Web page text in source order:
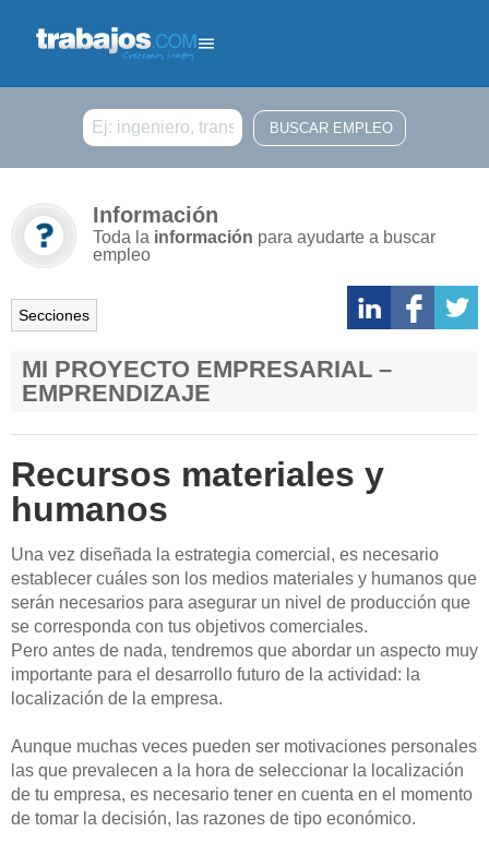
Buscar
Información
Toda la información para ayudarte a buscar
empleo
Secciones
MI PROYECTO EMPRESARIAL –
EMPRENDIZAJE
Recursos materiales y
humanos
Una vez diseñada la estrategia comercial, es necesario
establecer cuáles son los medios materiales y humanos que
serán necesarios para asegurar un nivel de producción que
se corresponda con tus objetivos comerciales.
Pero antes de nada, tendremos que abordar un aspecto muy
importante para el desarrollo futuro de la actividad: la
localización de la empresa.
Aunque muchas veces pueden ser motivaciones personales
las que prevalecen a la hora de seleccionar la localización
de tu empresa, es necesario tener en cuenta en el momento
de tomar la decisión, las razones de tipo económico.